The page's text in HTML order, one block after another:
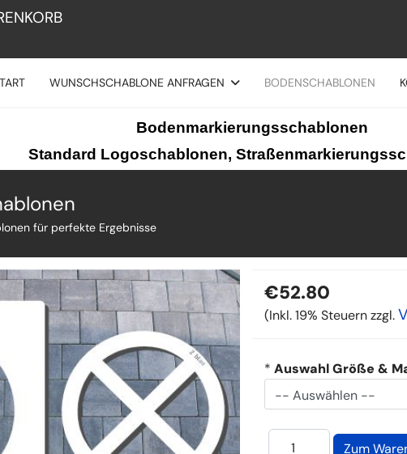
WUNSCHSCHABLONE ANFRAGEN BODENSCHABLONEN
Bodenmarkierungsschablonen
Standard Logoschablonen,
für perfekte Ergebnisse
€52.80
(Inkl. 19% Steuern zzgl.
* Auswahl Größe &